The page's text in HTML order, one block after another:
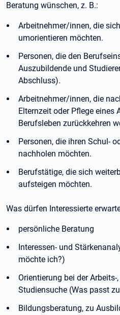
Beratung wünschen, z. B.:
Arbeitnehmer/innen, die
umorientieren möchten.
Personen, die den
Auszubildende und
Abschluss).
Arbeitnehmer/innen, die
Elternzeit oder Pflege eines
Berufsleben zurückkehren
Personen, die ihren Schul-
nachholen möchten.
Berufstätige, die sich
aufsteigen möchten.
Was dürfen Interessierte
persönliche Beratung
Interessen- und
möchte ich?)
Orientierung bei der
Studiensuche (Was passt
Bildungsberatung, zu